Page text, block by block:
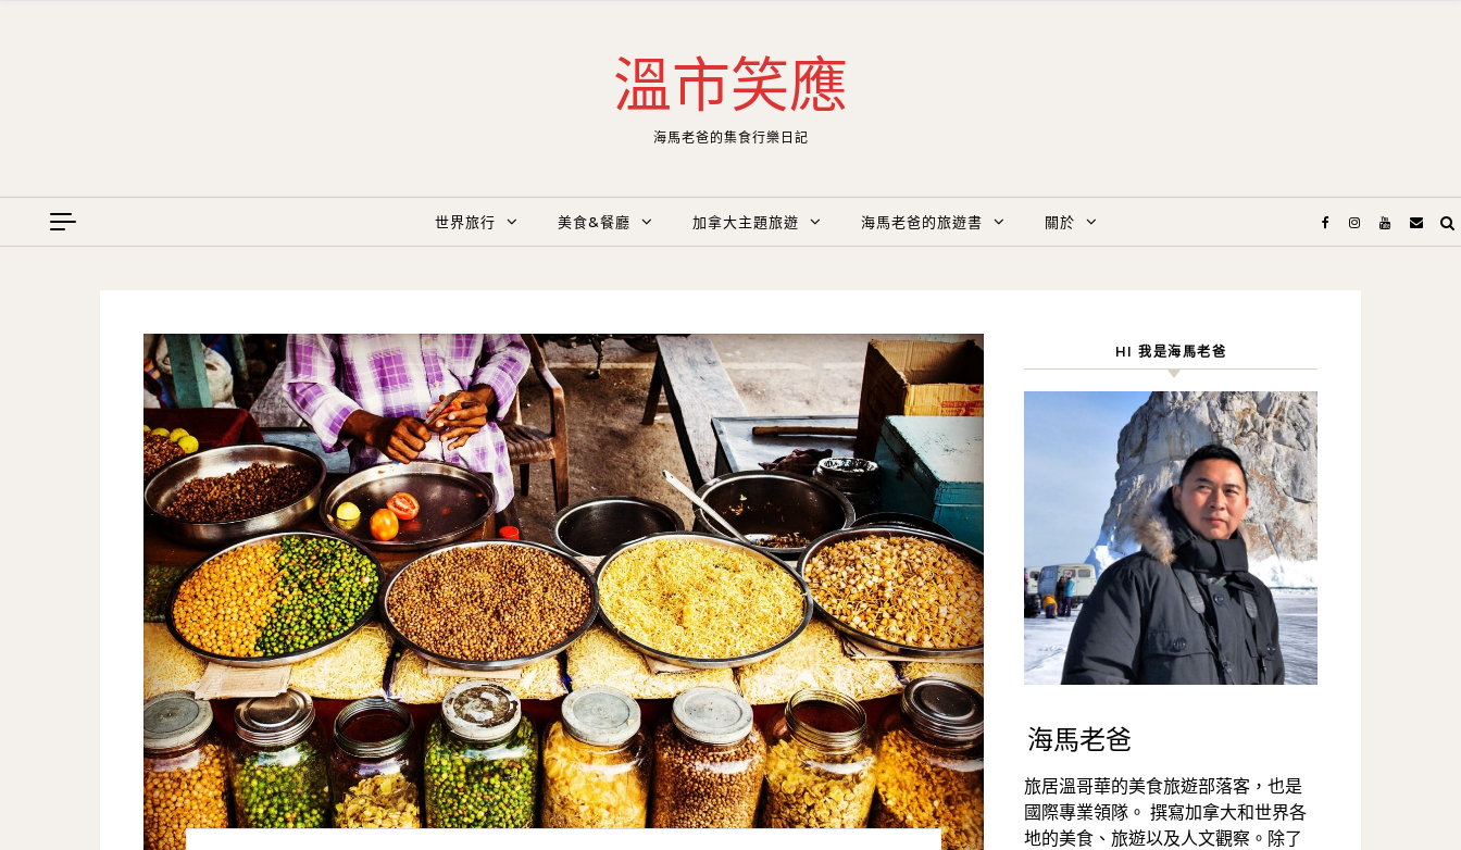
溫市笑應
海馬老爸的集食行樂日記
世界旅行 美食&餐廳 加拿大主題旅遊 海馬老爸的旅遊書 關於
HI 我是海馬老爸
海馬老爸
旅居溫哥華的美食旅遊部落客，也是
國際專業領隊。 撰寫加拿大和世界各
地的美食、旅遊以及人文觀察。除了